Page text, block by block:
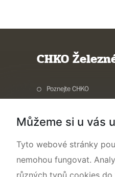
CHKO
Poznejte CHKO
Ochrana přírody
Aktuality a akce
Kontakty
Můžeme si u vás
Tyto webové stránky
nemohou fungovat.
různých typů cookies do